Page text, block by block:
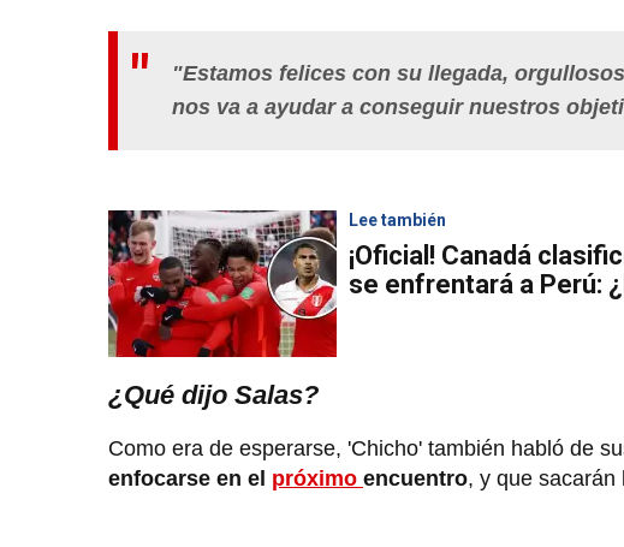
"Estamos felices con su llegada,
nos va a ayudar a conseguir nuestros
Lee también
¡Oficial! Canadá
se enfrentará a Perú:
¿Qué dijo Salas?
Como era de esperarse, 'Chicho' también habló de
enfocarse en el próximo encuentro, y que sacarán